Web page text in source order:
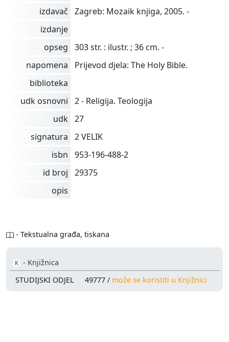
izdavač
Zagreb: Mozaik knjiga, 2005. -
izdanje
opseg
303 str. : ilustr. ; 36 cm. -
napomena
Prijevod djela: The Holy Bible.
biblioteka
udk osnovni
2 - Religija. Teologija
udk 27
signatura
2 VELIK
isbn
953-196-488-2
id broj
29375
opis
- Tekstualna građa, tiskana
K - Knjižnica
STUDIJSKI ODJEL
49777 / može se koristiti u Knjižnici